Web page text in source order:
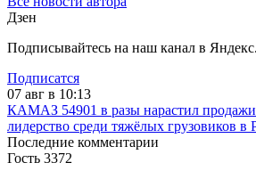
Дзен
Подписывайтесь на наш канал в
Подписатся
07 авг в 10:13
КАМАЗ 54901 в разы нарастил
лидерство среди тяжёлых грузовиков в
Последние комментарии
Гость 3372